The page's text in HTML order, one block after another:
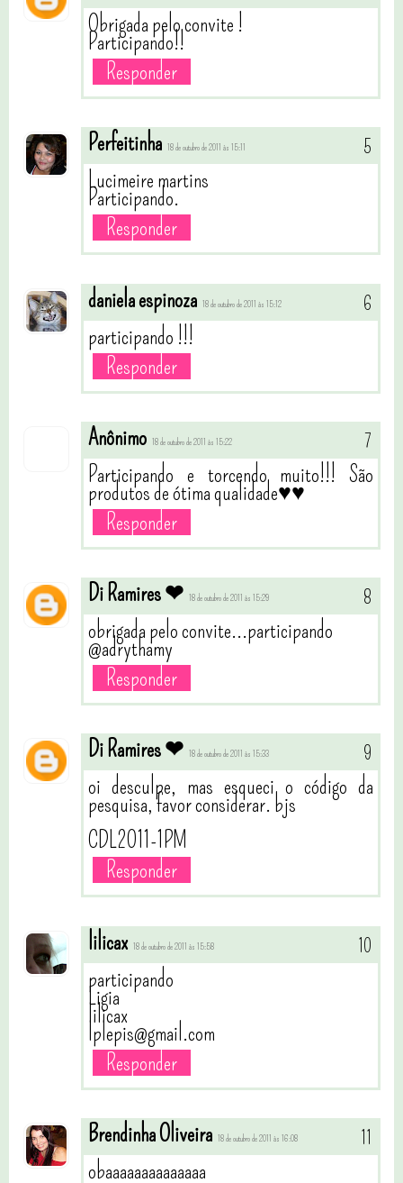
Obrigada pelo convite !
Participando!!
Responder
Perfeitinha 18 de outubro de 2011 às 15:11
Lucimeire martins
Participando.
Responder
daniela espinoza 18 de outubro de 2011 às 15:12
participando !!!
Responder
Anônimo 18 de outubro de 2011 às 15:22
Participando e torcendo muito!!! São
produtos de ótima qualidade♥♥
Responder
Di Ramires ❤ 18 de outubro de 2011 às 15:29
obrigada pelo convite...participando
@adrythamy
Responder
Di Ramires ❤ 18 de outubro de 2011 às 15:33
oi desculpe, mas esqueci o código da
pesquisa, favor considerar. bjs
CDL2011-1PM
Responder
lilicax 18 de outubro de 2011 às 15:58
participando
Ligia
lilicax
lplepis@gmail.com
Responder
Brendinha Oliveira 18 de outubro de 2011 às 16:08
obaaaaaaaaaaaaaa